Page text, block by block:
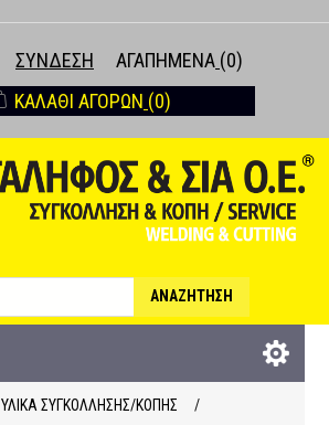
ΣΎΝΔΕΣΗ ΑΓΑΠΗΜΈΝΑ (0)
ΚΑΛΆΘΙ ΑΓΟΡΏΝ (0)
ΑΝΑΖΉΤΗΣΗ
ΥΛΙΚΑ ΣΥΓΚΟΛΛΗΣΗΣ/ΚΟΠΗΣ
/